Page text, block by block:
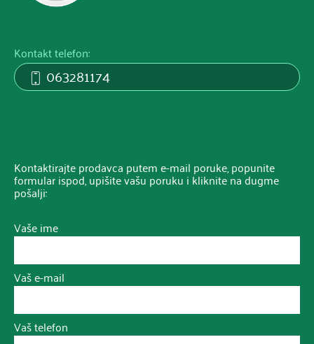
Kontakt telefon:
063281174
Kontaktirajte prodavca putem e-mail poruke, popunite
formular ispod, upišite vašu poruku i kliknite na dugme
pošalji:
Vaše ime
Vaš e-mail
Vaš telefon